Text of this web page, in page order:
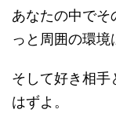
あなたの中でそ
っと周囲の環境
そして好き相手
はずよ。